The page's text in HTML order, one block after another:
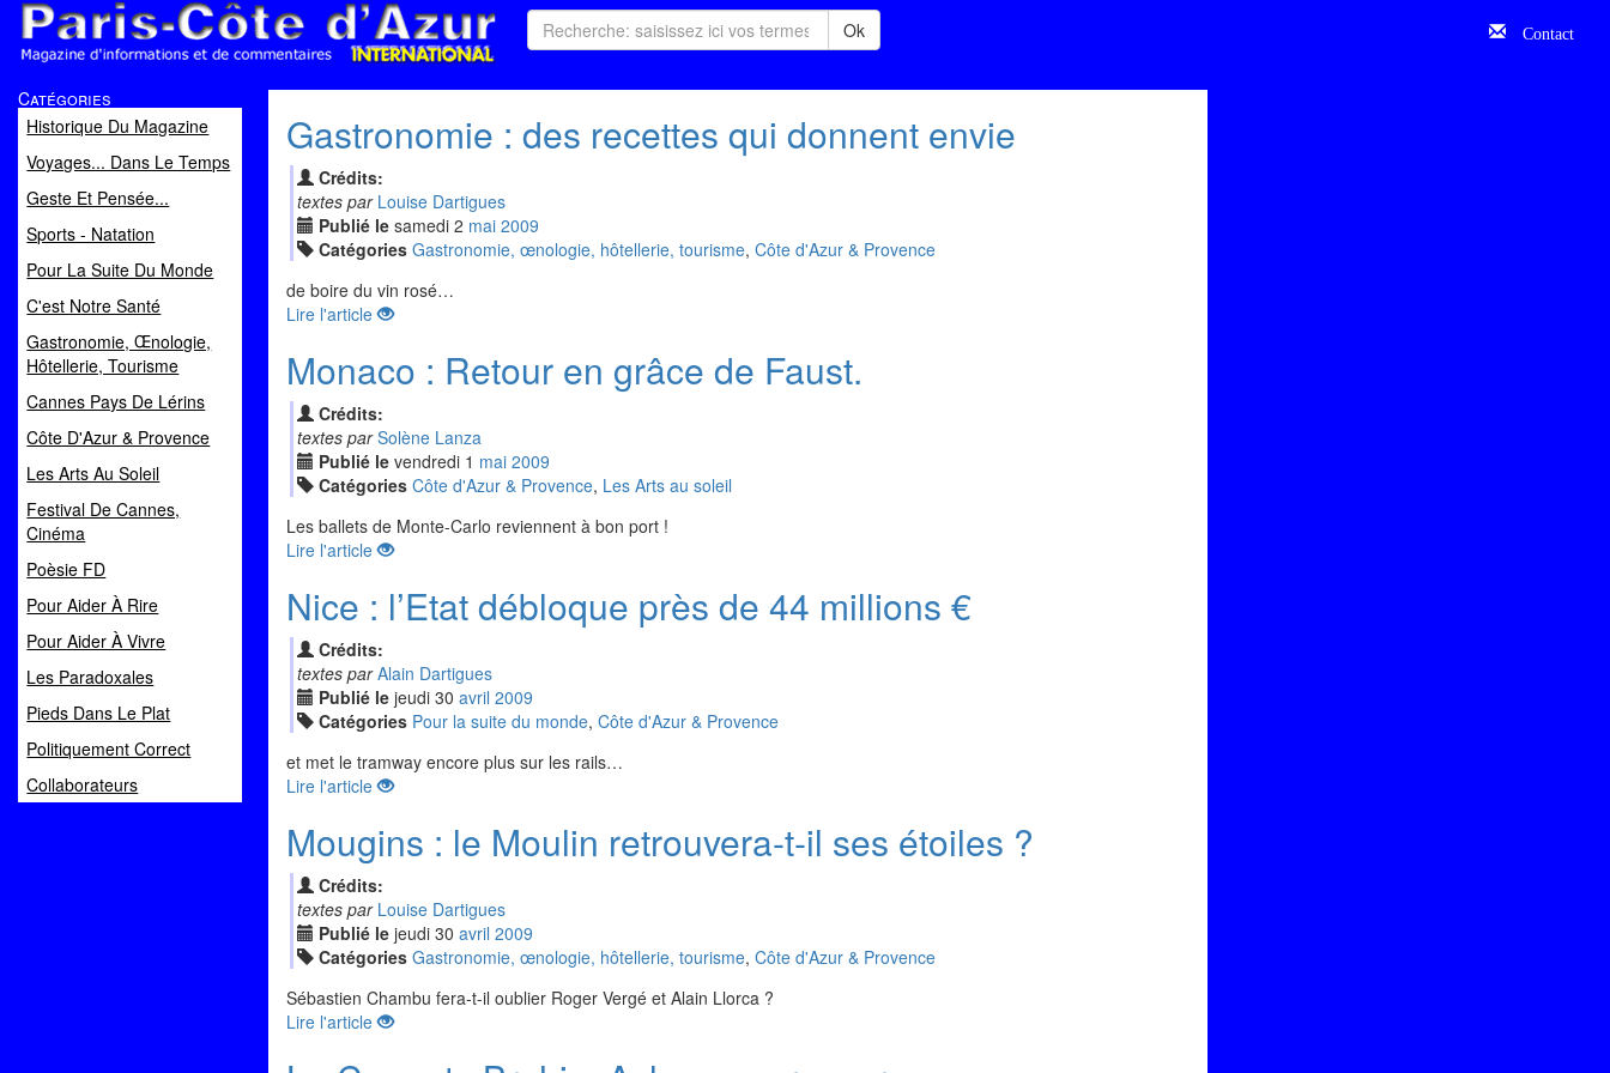
Magazine d'informations et de commentaires
Ok Contact
Catégories
Historique Du Magazine
Voyages... Dans Le Temps
Geste Et Pensée...
Sports - Natation
Pour La Suite Du Monde
C'est Notre Santé
Gastronomie, Œnologie,
Hôtellerie, Tourisme
Cannes Pays De Lérins
Côte D'Azur & Provence
Les Arts Au Soleil
Festival De Cannes,
Cinéma
Poèsie FD
Pour Aider À Rire
Pour Aider À Vivre
Les Paradoxales
Pieds Dans Le Plat
Politiquement Correct
Collaborateurs
Gastronomie : des recettes qui donnent envie
Crédits:
textes par Louise Dartigues
Publié le samedi 2 mai 2009
Catégories Gastronomie, œnologie, hôtellerie, tourisme, Côte d'Azur & Provence
de boire du vin rosé…
Lire l'article
Monaco : Retour en grâce de Faust.
Crédits:
textes par Solène Lanza
Publié le vendredi 1 mai 2009
Catégories Côte d'Azur & Provence, Les Arts au soleil
Les ballets de Monte-Carlo reviennent à bon port !
Lire l'article
Nice : l’Etat débloque près de 44 millions €
Crédits:
textes par Alain Dartigues
Publié le jeudi 30 avril 2009
Catégories Pour la suite du monde, Côte d'Azur & Provence
et met le tramway encore plus sur les rails…
Lire l'article
Mougins : le Moulin retrouvera-t-il ses étoiles ?
Crédits:
textes par Louise Dartigues
Publié le jeudi 30 avril 2009
Catégories Gastronomie, œnologie, hôtellerie, tourisme, Côte d'Azur & Provence
Sébastien Chambu fera-t-il oublier Roger Vergé et Alain Llorca ?
Lire l'article